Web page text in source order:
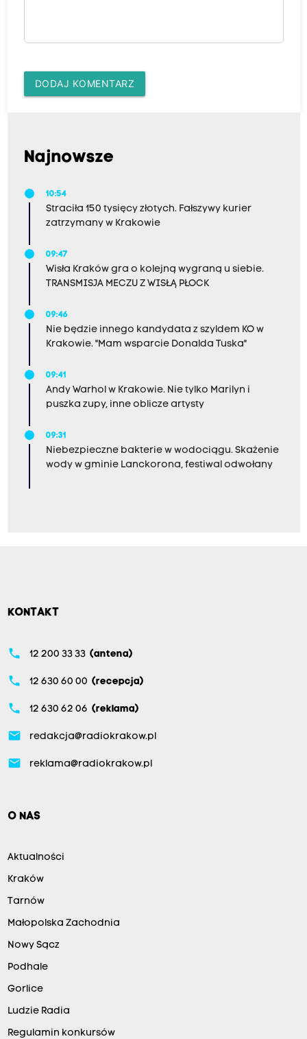
DODAJ KOMENTARZ
Najnowsze
10:54
Straciła 150 tysięcy złotych. Fałszywy kurier
zatrzymany w Krakowie
09:47
Wisła Kraków gra o kolejną wygraną u siebie.
TRANSMISJA MECZU Z WISŁĄ PŁOCK
09:46
Nie będzie innego kandydata z szyldem KO w
Krakowie. "Mam wsparcie Donalda Tuska"
09:41
Andy Warhol w Krakowie. Nie tylko Marilyn i
puszka zupy, inne oblicze artysty
09:31
Niebezpieczne bakterie w wodociągu. Skażenie
wody w gminie Lanckorona, festiwal odwołany
KONTAKT
phone 12 200 33 33 (antena)
phone 12 630 60 00 (recepcja)
phone 12 630 62 06 (reklama)
email redakcja@radiokrakow.pl
email reklama@radiokrakow.pl
O NAS
Aktualności
Kraków
Tarnów
Małopolska Zachodnia
Nowy Sącz
Podhale
Gorlice
Ludzie Radia
Regulamin konkursów